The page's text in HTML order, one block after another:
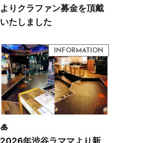
よりクラファン募金を頂戴
いたしました
🎍